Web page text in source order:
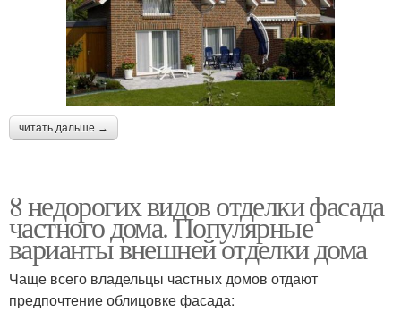
читать дальше →
8 недорогих видов отделки фасада
частного дома. Популярные
варианты внешней отделки дома
Чаще всего владельцы частных домов отдают
предпочтение облицовке фасада: